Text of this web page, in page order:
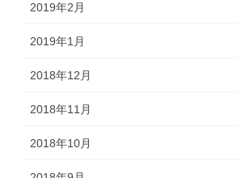
2019年2月
2019年1月
2018年12月
2018年11月
2018年10月